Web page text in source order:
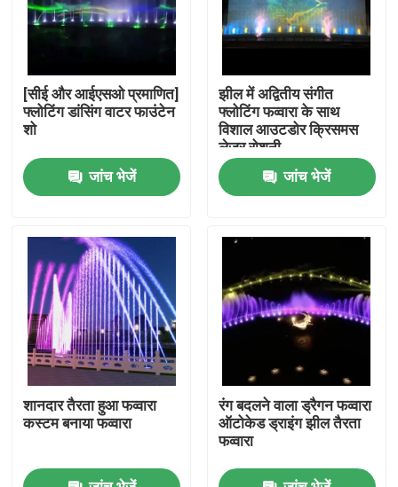
उत्पाद
हमारे बारे में
फैक्टरी यात्रा
गुणवत्ता नियंत्रण
हमसे संपर्क करें
एक बोली का अनुरोध
तैरता हुआ फव्वारा
झील के फव्वारे
संगीतमय फव्वारा
[सीई और आईएसओ प्रमाणित]
फ्लोटिंग डांसिंग वाटर फाउंटेन
शो
जांच भेजें
झील में अद्वितीय संगीत
फ्लोटिंग फव्वारा के साथ
विशाल आउटडोर क्रिसमस
लेजर रोशनी
जांच भेजें
शानदार तैरता हुआ फव्वारा
कस्टम बनाया फव्वारा
रंग बदलने वाला ड्रैगन फव्वारा
ऑटोकेड ड्राइंग झील तैरता
फव्वारा